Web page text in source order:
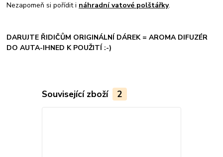
Nezapomeň si pořídit i náhradní vatové polštářky.
DARUJTE ŘIDIČŮM ORIGINÁLNÍ DÁREK = AROMA DIFUZÉR
DO AUTA-IHNED K POUŽITÍ :-)
Související zboží 2